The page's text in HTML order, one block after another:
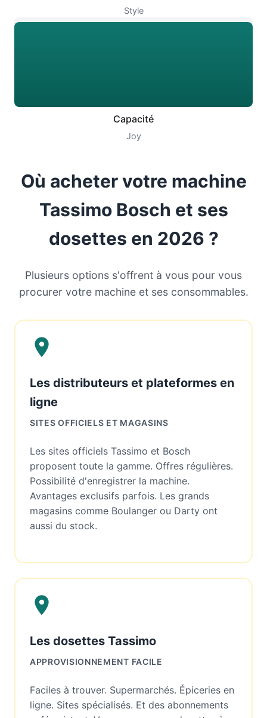
Style
Capacité
Joy
Où acheter votre machine
Tassimo Bosch et ses
dosettes en 2026 ?
Plusieurs options s'offrent à vous pour vous
procurer votre machine et ses consommables.
Les distributeurs et plateformes en
ligne
SITES OFFICIELS ET MAGASINS
Les sites officiels Tassimo et Bosch
proposent toute la gamme. Offres régulières.
Possibilité d'enregistrer la machine.
Avantages exclusifs parfois. Les grands
magasins comme Boulanger ou Darty ont
aussi du stock.
Les dosettes Tassimo
APPROVISIONNEMENT FACILE
Faciles à trouver. Supermarchés. Épiceries en
ligne. Sites spécialisés. Et des abonnements